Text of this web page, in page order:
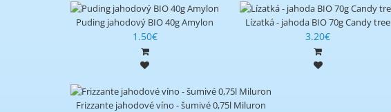
Puding jahodový BIO 40g Amylon
1.50€
Lízatká - jahoda BIO 70g Candy tree
3.20€
Frizzante jahodové víno - šumivé 0,75l Miluron